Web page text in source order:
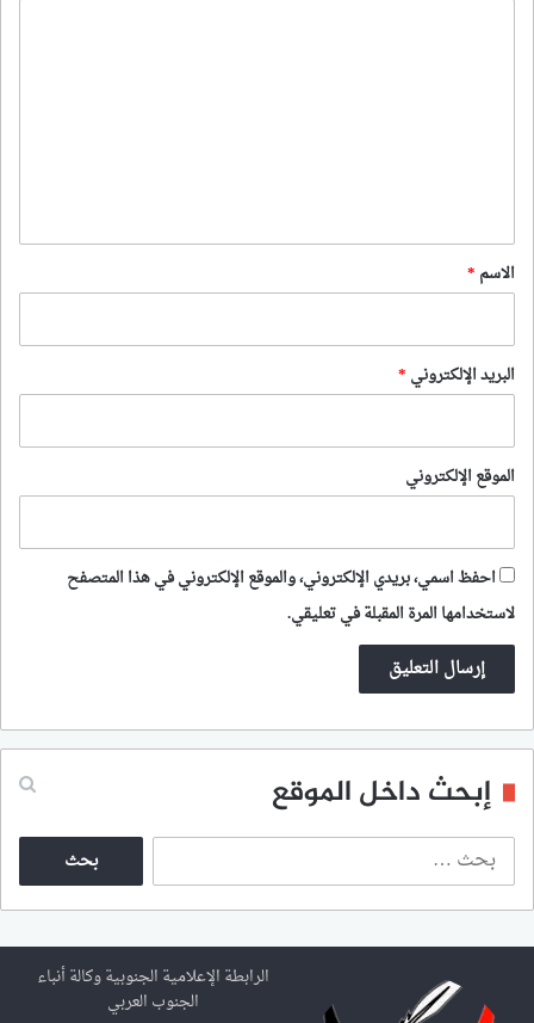
*
الاسم *
البريد الإلكتروني *
الموقع الإلكتروني
احفظ اسمي، بريدي الإلكتروني، والموقع الإلكتروني في هذا المتصفح
لاستخدامها المرة المقبلة في تعليقي.
إبحث داخل الموقع
ث
ع
ن
الرابطة الإعلامية الجنوبية وكالة أنباء
الجنوب العربي